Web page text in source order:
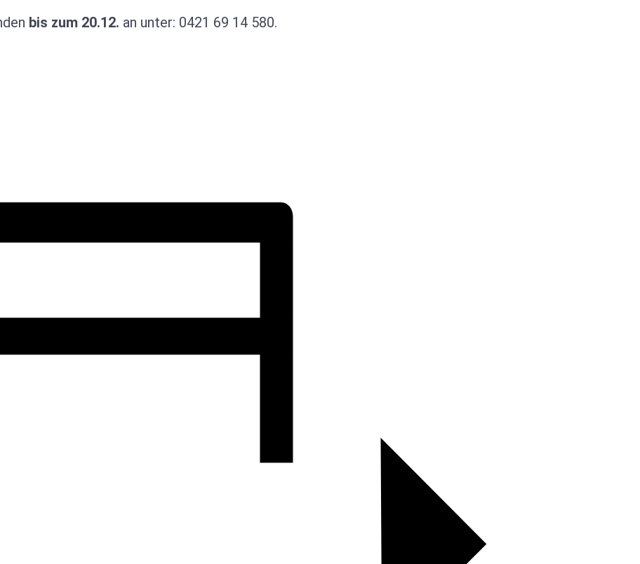
bis zum 20.12. an unter: 0421 69 14 580.